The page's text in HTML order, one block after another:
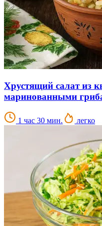
Хрустящий салат из
маринованными
1 час 30 мин. легко